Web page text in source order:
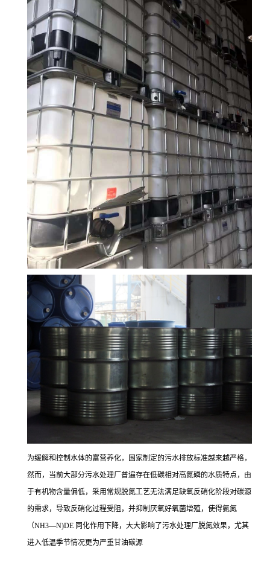
为缓解和控制水体的富营养化，国家制定的污水排放标准越来越严格，
然而，当前大部分污水处理厂普遍存在低碳相对高氮磷的水质特点，由
于有机物含量偏低，采用常规脱氮工艺无法满足缺氧反硝化阶段对碳源
的需求，导致反硝化过程受阻，并抑制厌氧好氧菌增殖，使得氨氮
（NH3—N)DE 同化作用下降，大大影响了污水处理厂脱氮效果，尤其
进入低温季节情况更为严重甘油碳源